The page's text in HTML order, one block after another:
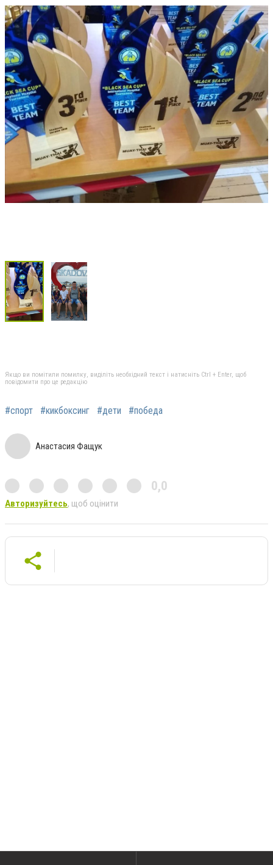
Якщо ви помітили помилку, виділіть необхідний текст і натисніть Ctrl + Enter, щоб
повідомити про це редакцію
#спорт #кикбоксинг #дети #победа
Анастасия Фащук
0,0
Авторизуйтесь, щоб оцінити